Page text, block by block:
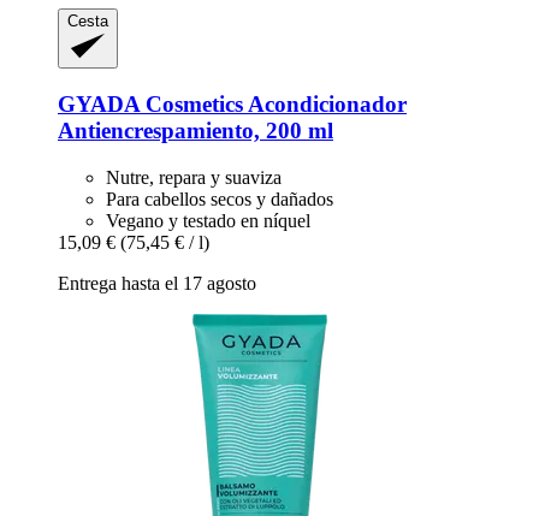
Cesta
GYADA Cosmetics Acondicionador
Antiencrespamiento, 200 ml
Nutre, repara y suaviza
Para cabellos secos y dañados
Vegano y testado en níquel
15,09 € (75,45 € / l)
Entrega hasta el 17 agosto